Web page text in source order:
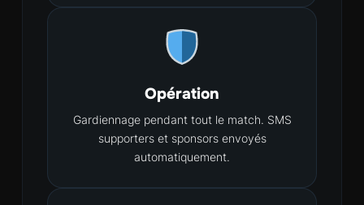
Opération
Gardiennage pendant tout le match. SMS
supporters et sponsors envoyés
automatiquement.